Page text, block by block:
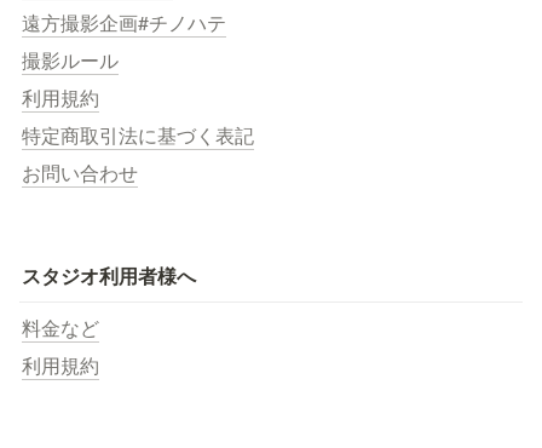
遠方撮影企画#チノハテ
撮影ルール
利用規約
特定商取引法に基づく表記
お問い合わせ
スタジオ利用者様へ
料金など
利用規約